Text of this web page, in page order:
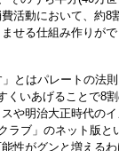
活動において、約8
せる仕組み作りが
とはパレートの法
いあげることで8
や明治大正時代の
ラブ」のネット版と
性がグンと増える